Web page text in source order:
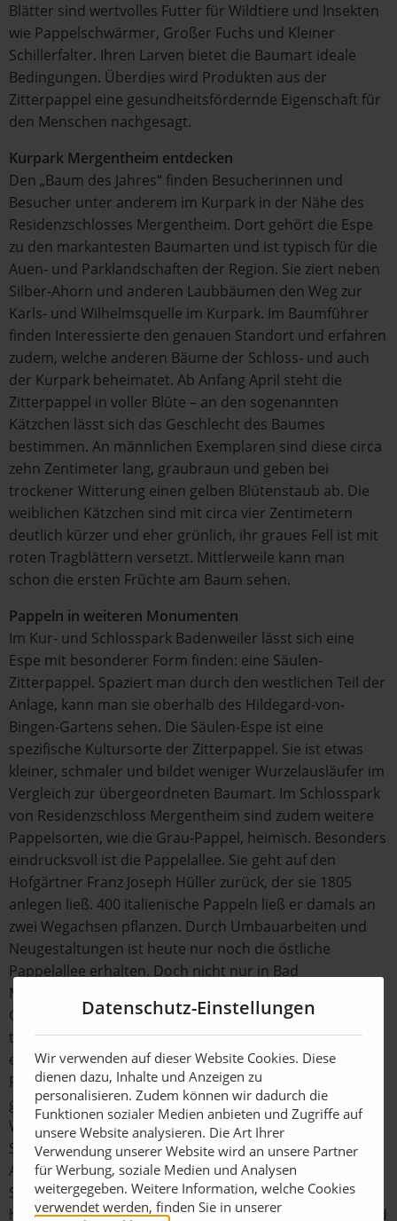
Blätter sind wertvolles Futter für Wildtiere und Insekten
wie Pappelschwärmer, Großer Fuchs und Kleiner
Schillerfalter. Ihren Larven bietet die Baumart ideale
Bedingungen. Überdies wird Produkten aus der
Zitterpappel eine gesundheitsfördernde Eigenschaft für
den Menschen nachgesagt.
Kurpark Mergentheim entdecken
Den „Baum des Jahres“ finden Besucherinnen und
Besucher unter anderem im Kurpark in der Nähe des
Residenzschlosses Mergentheim. Dort gehört die Espe
zu den markantesten Baumarten und ist typisch für die
Auen- und Parklandschaften der Region. Sie ziert neben
Silber-Ahorn und anderen Laubbäumen den Weg zur
Karls- und Wilhelmsquelle im Kurpark. Im Baumführer
finden Interessierte den genauen Standort und erfahren
zudem, welche anderen Bäume der Schloss- und auch
der Kurpark beheimatet. Ab Anfang April steht die
Zitterpappel in voller Blüte – an den sogenannten
Kätzchen lässt sich das Geschlecht des Baumes
bestimmen. An männlichen Exemplaren sind diese circa
zehn Zentimeter lang, graubraun und geben bei
trockener Witterung einen gelben Blütenstaub ab. Die
weiblichen Kätzchen sind mit circa vier Zentimetern
deutlich kürzer und eher grünlich, ihr graues Fell ist mit
roten Tragblättern versetzt. Mittlerweile kann man
schon die ersten Früchte am Baum sehen.
Pappeln in weiteren Monumenten
Im Kur- und Schlosspark Badenweiler lässt sich eine
Espe mit besonderer Form finden: eine Säulen-
Zitterpappel. Spaziert man durch den westlichen Teil der
Anlage, kann man sie oberhalb des Hildegard-von-
Bingen-Gartens sehen. Die Säulen-Espe ist eine
spezifische Kultursorte der Zitterpappel. Sie ist etwas
kleiner, schmaler und bildet weniger Wurzelausläufer im
Vergleich zur übergeordneten Baumart. Im Schlosspark
von Residenzschloss Mergentheim sind zudem weitere
Pappelsorten, wie die Grau-Pappel, heimisch. Besonders
eindrucksvoll ist die Pappelallee. Sie geht auf den
Hofgärtner Franz Joseph Hüller zurück, der sie 1805
anlegen ließ. 400 italienische Pappeln ließ er damals an
zwei Wegachsen pflanzen. Durch Umbauarbeiten und
Neugestaltungen ist heute nur noch die östliche
Pappelallee erhalten. Doch nicht nur in Bad
Mergentheim zieren Pappeln die historischen
Gartenlandschaften. Im Schlossgarten Schwetzingen
treffen die Gäste in der Nähe des Merkurtempels
ebenfalls auf italienische Pappeln, die dort nach dem
Plan des Gartenkünstlers Friedrich Ludwig von Sckell
gepflanzt wurden.
Welchen Herausforderungen sich die Gärtnereien der
Staatlichen Schlösser und Gärten stellen, zeigt eine
Ausstellung im Schlossgarten Schwetzingen. Bis
Sonntag, 1. November, können Sie bei „Klimawandel in
historischen Gärten“ mehr über die Folgen erfahren und
Datenschutz-Einstellungen
Wir verwenden auf dieser Website Cookies. Diese
dienen dazu, Inhalte und Anzeigen zu
personalisieren. Zudem können wir dadurch die
Funktionen sozialer Medien anbieten und Zugriffe auf
unsere Website analysieren. Die Art Ihrer
Verwendung unserer Website wird an unsere Partner
für Werbung, soziale Medien und Analysen
weitergegeben. Weitere Information, welche Cookies
verwendet werden, finden Sie in unserer